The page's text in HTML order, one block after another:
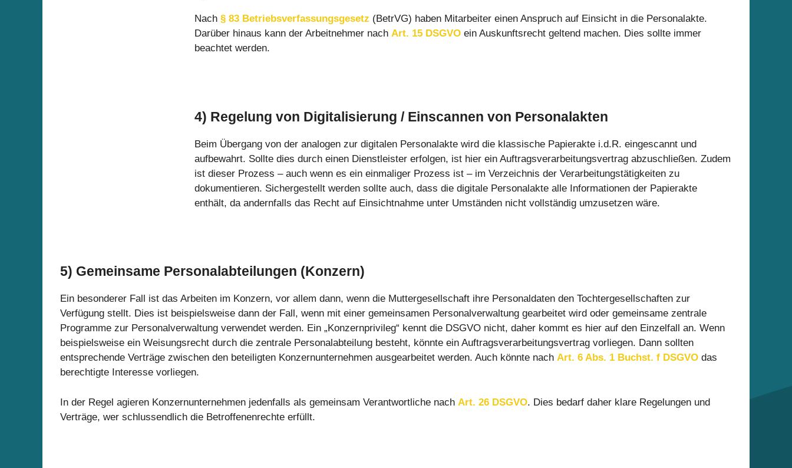
Nach § 83 Betriebsverfassungsgesetz (BetrVG) haben Mitarbeiter einen Anspruch auf Einsicht in die Personalakte.
Darüber hinaus kann der Arbeitnehmer nach Art. 15 DSGVO ein Auskunftsrecht geltend machen. Dies sollte immer
beachtet werden.
4) Regelung von Digitalisierung / Einscannen von Personalakten
Beim Übergang von der analogen zur digitalen Personalakte wird die klassische Papierakte i.d.R. eingescannt und
aufbewahrt. Sollte dies durch einen Dienstleister erfolgen, ist hier ein Auftragsverarbeitungsvertrag abzuschließen. Zudem
ist dieser Prozess – auch wenn es ein einmaliger Prozess ist – im Verzeichnis der Verarbeitungstätigkeiten zu
dokumentieren. Sichergestellt werden sollte auch, dass die digitale Personalakte alle Informationen der Papierakte
enthält, da andernfalls das Recht auf Einsichtnahme unter Umständen nicht vollständig umzusetzen wäre.
5) Gemeinsame Personalabteilungen (Konzern)
Ein besonderer Fall ist das Arbeiten im Konzern, vor allem dann, wenn die Muttergesellschaft ihre Personaldaten den Tochtergesellschaften zur
Verfügung stellt. Dies ist beispielsweise dann der Fall, wenn mit einer gemeinsamen Personalverwaltung gearbeitet wird oder gemeinsame zentrale
Programme zur Personalverwaltung verwendet werden. Ein „Konzernprivileg“ kennt die DSGVO nicht, daher kommt es hier auf den Einzelfall an. Wenn
beispielsweise ein Weisungsrecht durch die zentrale Personalabteilung besteht, könnte ein Auftragsverarbeitungsvertrag vorliegen. Dann sollten
entsprechende Verträge zwischen den beteiligten Konzernunternehmen ausgearbeitet werden. Auch könnte nach Art. 6 Abs. 1 Buchst. f DSGVO das
berechtigte Interesse vorliegen.
In der Regel agieren Konzernunternehmen jedenfalls als gemeinsam Verantwortliche nach Art. 26 DSGVO. Dies bedarf daher klare Regelungen und
Verträge, wer schlussendlich die Betroffenenrechte erfüllt.